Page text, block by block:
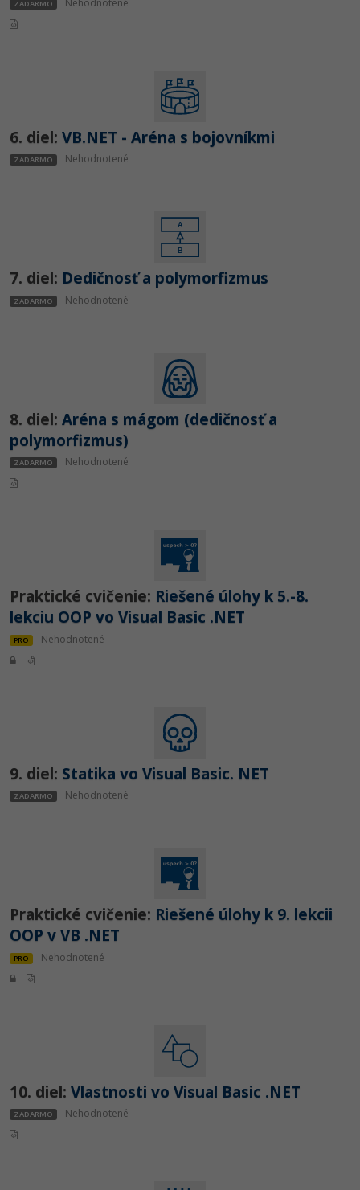
ZADARMO
6. diel: VB.NET - Aréna s bojovníkmi
ZADARMO Nehodnotené
7. diel: Dedičnosť a polymorfizmus
ZADARMO Nehodnotené
8. diel: Aréna s mágom (dedičnosť a
polymorfizmus)
ZADARMO Nehodnotené
Praktické cvičenie: Riešené úlohy k 5.-8.
lekciu OOP vo Visual Basic .NET
PRO Nehodnotené
9. diel: Statika vo Visual Basic. NET
ZADARMO Nehodnotené
Praktické cvičenie: Riešené úlohy k 9. lekcii
OOP v VB .NET
PRO Nehodnotené
10. diel: Vlastnosti vo Visual Basic .NET
ZADARMO Nehodnotené